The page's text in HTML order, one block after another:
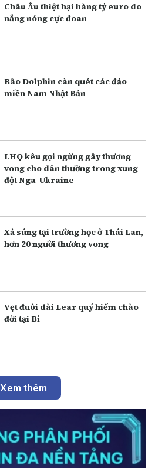
Châu Âu thiệt hại hàng tỷ euro do
nắng nóng cực đoan
Bão Dolphin càn quét các đảo
miền Nam Nhật Bản
LHQ kêu gọi ngừng gây thương
vong cho dân thường trong xung
đột Nga-Ukraine
Xả súng tại trường học ở Thái Lan,
hơn 20 người thương vong
Vẹt đuôi dài Lear quý hiếm chào
đời tại Bỉ
Xem thêm